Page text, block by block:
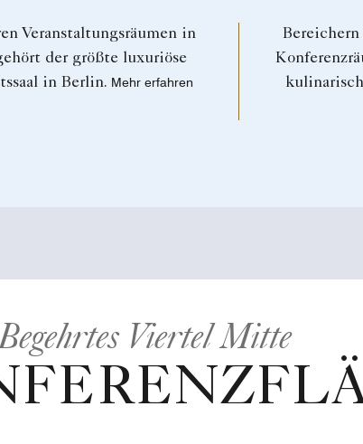
Veranstaltungsräumen in
der größte luxuriöse
in Berlin. Mehr erfahren
Viertel Mitte